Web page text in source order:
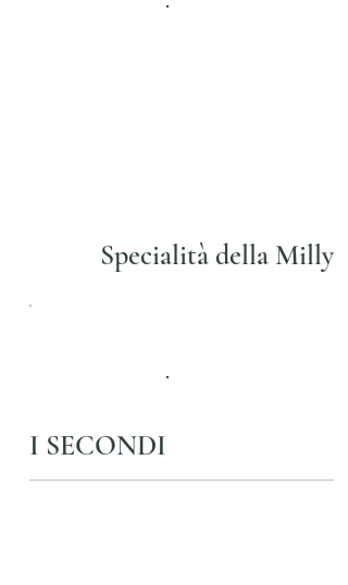
Specialità della Milly
I SECONDI